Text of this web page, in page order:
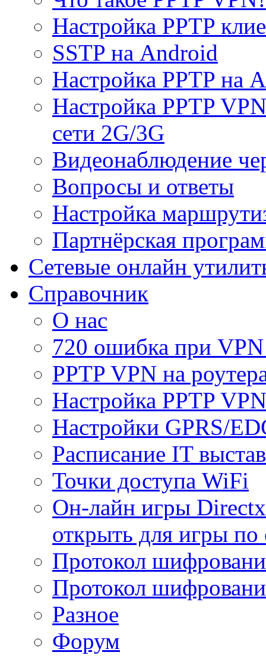
Настройка PPTP
SSTP на Android
Настройка PPTP на
Настройка PPTP
сети 2G/3G
Видеонаблюдение
Вопросы и ответы
Настройка
Партнёрская
Сетевые онлайн
Справочник
О нас
720 ошибка при
PPTP VPN на
Настройка PPTP
Настройки GPRS/
Расписание IT
Точки доступа WiFi
Он-лайн игры
открыть для игры по
Протокол
Протокол
Разное
Форум